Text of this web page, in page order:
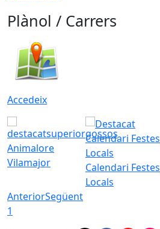
Plànol / Carrers
Accedeix
Animalore
Vilamajor
Calendari Festes
Locals
AnteriorSegüent
1